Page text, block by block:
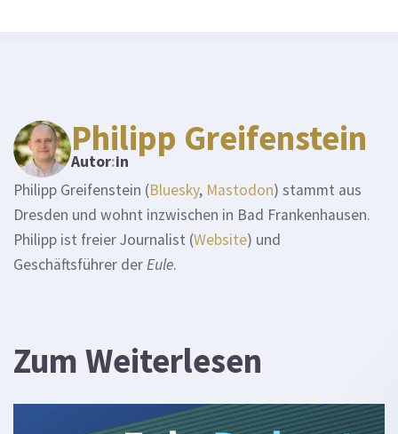
Philipp Greifenstein
Autor:in
Philipp Greifenstein (Bluesky, Mastodon) stammt aus
Dresden und wohnt inzwischen in Bad Frankenhausen.
Philipp ist freier Journalist (Website) und
Geschäftsführer derEule.
Zum Weiterlesen